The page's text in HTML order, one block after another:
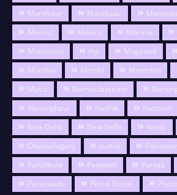
Mandsaur
Mandsuar
Meerut
Mexico Morena
Motivation
mp Mugawali
Mumbai
Mumbi Mumnbai
Music
Narmadapuram
Narsinghpur
Nashik National
New Dehli
New Delhi Noida
Obaidullaganj
outfits Pakistaan
Panchkula
Panipath Panjab
Paraswada
Petrol Diesel Photo